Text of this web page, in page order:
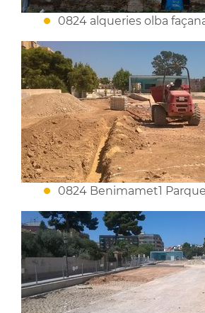
0824 alqueries olba
0824 Benimamet1